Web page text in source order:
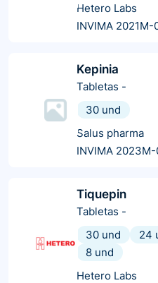
Hetero Labs
INVIMA 2021M-
Kepinia
Tabletas -
30 und
Salus pharma
INVIMA
Tiquepin
Tabletas -
30 und
24
8 und
Hetero Labs